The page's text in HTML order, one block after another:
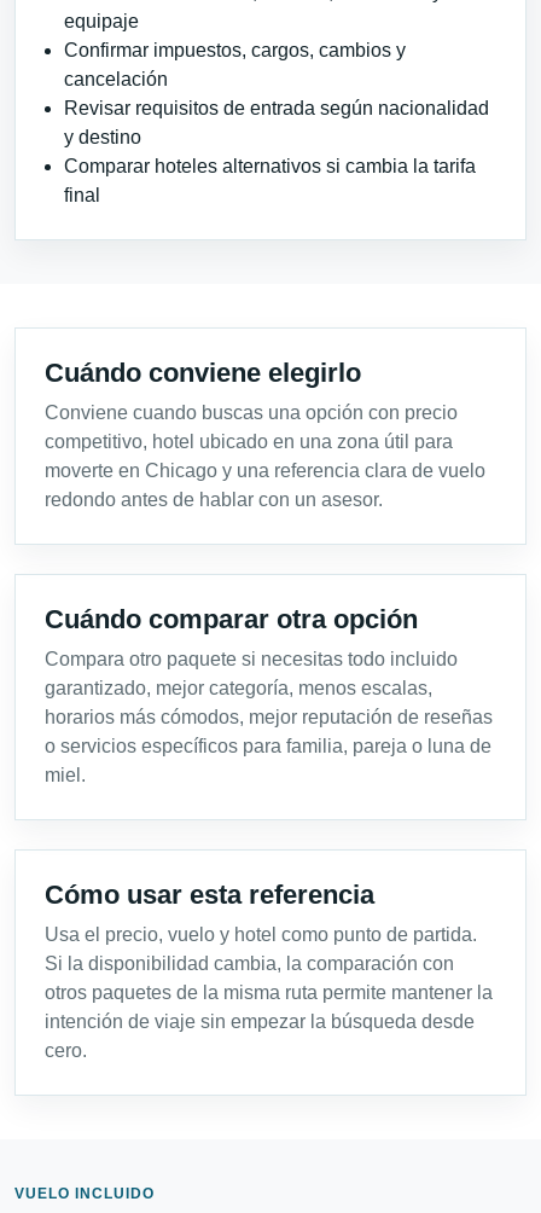
equipaje
Confirmar impuestos, cargos, cambios y
cancelación
Revisar requisitos de entrada según nacionalidad
y destino
Comparar hoteles alternativos si cambia la tarifa
final
Cuándo conviene elegirlo
Conviene cuando buscas una opción con precio
competitivo, hotel ubicado en una zona útil para
moverte en Chicago y una referencia clara de vuelo
redondo antes de hablar con un asesor.
Cuándo comparar otra opción
Compara otro paquete si necesitas todo incluido
garantizado, mejor categoría, menos escalas,
horarios más cómodos, mejor reputación de reseñas
o servicios específicos para familia, pareja o luna de
miel.
Cómo usar esta referencia
Usa el precio, vuelo y hotel como punto de partida.
Si la disponibilidad cambia, la comparación con
otros paquetes de la misma ruta permite mantener la
intención de viaje sin empezar la búsqueda desde
cero.
VUELO INCLUIDO